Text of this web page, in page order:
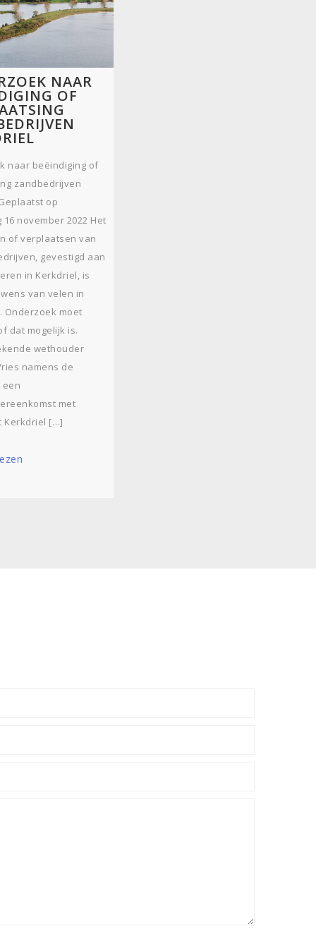
NAAR
OF
naar beëindiging of
zandbedrijven
op
november 2022 Het
of verplaatsen van
gevestigd aan
in Kerkdriel, is
van velen in
Onderzoek moet
dat mogelijk is.
wethouder
namens de
een
met
Kerkdriel […]